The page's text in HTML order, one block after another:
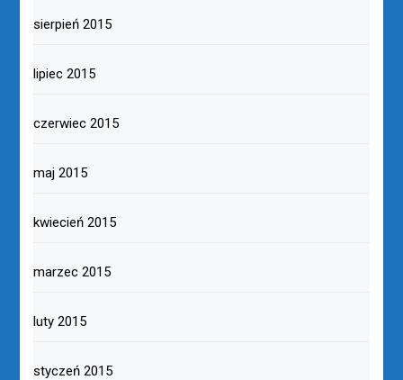
sierpień 2015
lipiec 2015
czerwiec 2015
maj 2015
kwiecień 2015
marzec 2015
luty 2015
styczeń 2015